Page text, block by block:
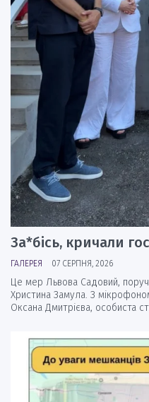
За*бісь, кричали
ГАЛЕРЕЯ 07 СЕРПНЯ, 2026
Це мер Львова Садовий,
Христина Замула. З
Оксана Дмитрієва, особиста